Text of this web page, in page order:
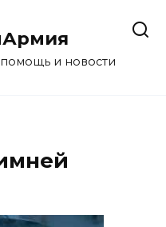
и новости